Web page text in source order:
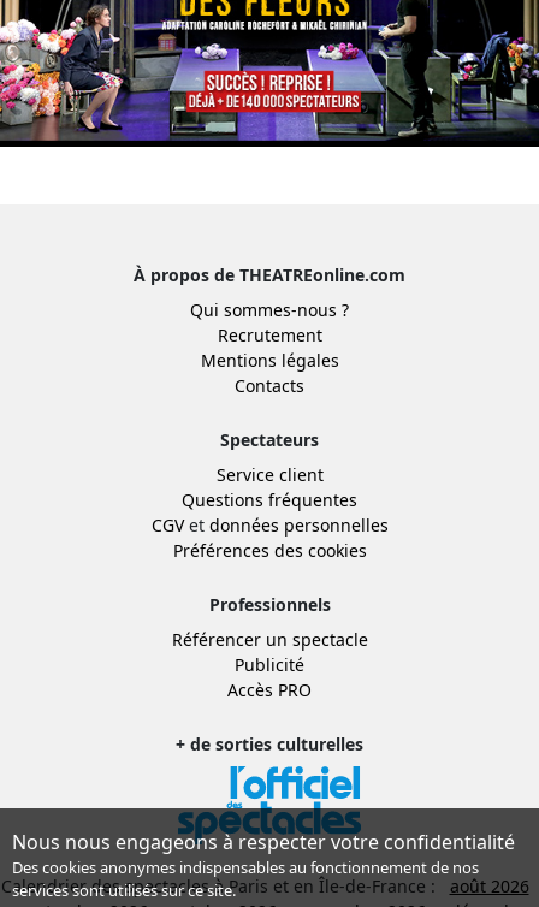
À propos de THEATREonline.com
Qui sommes-nous ?
Recrutement
Mentions légales
Contacts
Spectateurs
Service client
Questions fréquentes
CGVet données personnelles
Préférences des cookies
Professionnels
Référencer un spectacle
Publicité
Accès PRO
+ de sorties culturelles
Calendrier des spectacles à Paris et en Île-de-France :
août 2026
Nous nous engageons à respecter votre confidentialité
Des cookies anonymes indispensables au fonctionnement de nos
services sont utilisés sur ce site.